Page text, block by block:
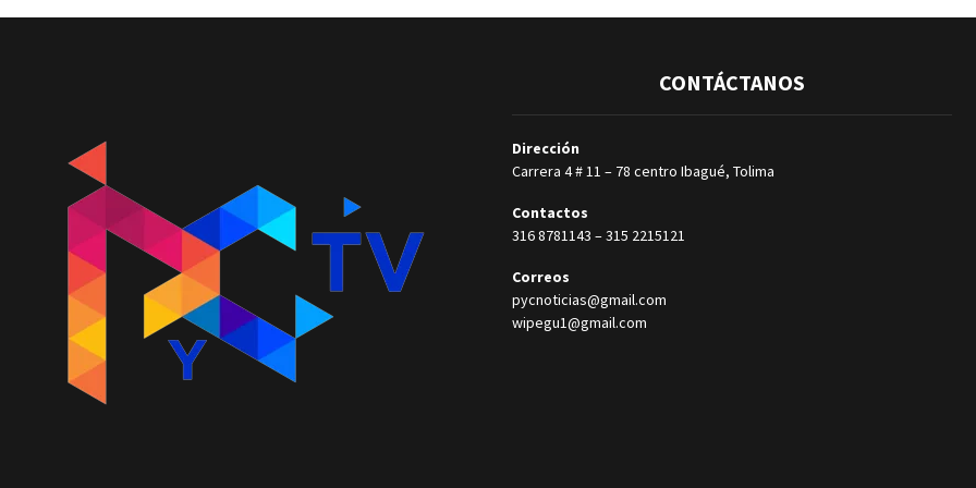
a
a
CONTÁCTANOS
Dirección
Carrera 4 # 11 – 78 centro Ibagué, Tolima
Contactos
316 8781143 –315 2215121
Correos
pycnoticias@gmail.com
wipegu1@gmail.com